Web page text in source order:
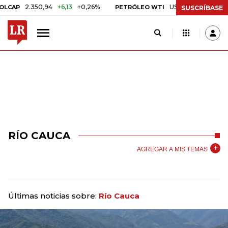
2.350,94 +6,13 +0,26% PETRÓLEO WTI US$ 78,01 US$ 2,92
SUSCRÍBASE
RÍO CAUCA
AGREGAR A MIS TEMAS
Últimas noticias sobre: Río Cauca